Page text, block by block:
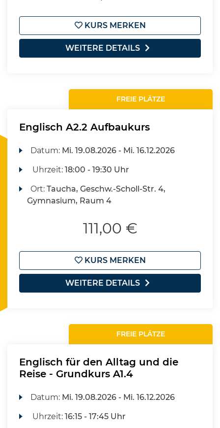
KURS MERKEN
WEITERE DETAILS
FREIE PLÄTZE
Englisch A2.2 Aufbaukurs
Datum: Mi. 19.08.2026 - Mi. 16.12.2026
Uhrzeit:18:00 - 19:30 Uhr
Ort:Taucha, Geschw.-Scholl-Str. 4,
Gymnasium, Raum 4
111,00 €
KURS MERKEN
WEITERE DETAILS
FREIE PLÄTZE
Englisch für den Alltag und die
Reise - Grundkurs A1.4
Datum: Mi. 19.08.2026 - Mi. 16.12.2026
Uhrzeit:16:15 - 17:45 Uhr